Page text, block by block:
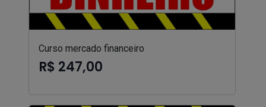
Curso mercado financeiro
R$ 247,00